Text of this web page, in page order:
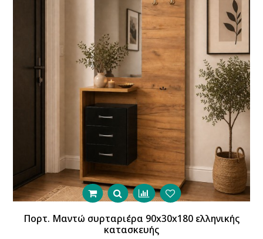
Πορτ. Μαντώ συρταριέρα 90x30x180 ελληνικής
κατασκευής